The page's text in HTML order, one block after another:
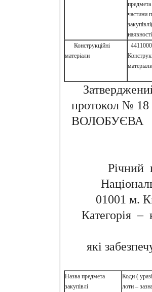
предмета
частини
Конструкційні
матеріали
матеріали
ВОЛОБУЄВА
Річний
01001 м.
Категорія –
які
Назва предмета
закупівлі
Коди (
лоти –